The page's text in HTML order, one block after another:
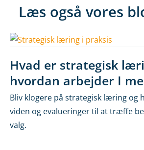
Læs også vores
Hvad er strategisk
hvordan arbejder I
Bliv klogere på strategisk læring og
viden og evalueringer til at træffe
valg.